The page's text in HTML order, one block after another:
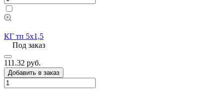
КГ тп 5х1,5
Под заказ
111.32 руб.
Добавить в заказ